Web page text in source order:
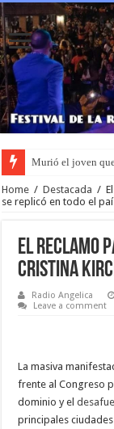
Murió el joven
Home / Destacada /
se replicó en todo el
El reclamo
Cristina
Radio Angelica
Leave a comment
La masiva
frente al Congreso
dominio y el
principales